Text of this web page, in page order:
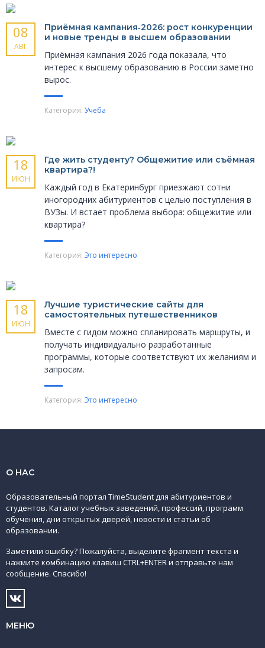
08
АВГ
Приёмная кампания‑2026: рост конкуренции
и новые тренды в высшем образовании
Приёмная кампания 2026 года показала, что
интерес к высшему образованию в России заметно
вырос.
Категория: Учеба
18
ИЮН
Где жить студенту? Общежитие или съёмная
квартира?!
Каждый год в Екатеринбург приезжают сотни
иногородних абитуриентов с целью поступления в
ВУЗы. И встает проблема выбора: общежитие или
квартира?
Категория: Это интересно
18
ИЮН
Лучшие туристические сайты для
самостоятельных путешественников
Вместе с гидом можно спланировать маршруты, и
получать индивидуально разработанные
программы, которые соответствуют их желаниям и
запросам.
Категория: Это интересно
О НАС
Образовательный портал TimeStudent для абитуриентов и
студентов. Каталог учебных заведений, профессий, программ
обучения, дни открытых дверей, новости и статьи об
образовании.
Заметили ошибку? Пожалуйста, выделите фрагмент текста и
нажмите комбинацию клавиш CTRL+ENTER и отправьте нам
сообщение. Спасибо!
МЕНЮ